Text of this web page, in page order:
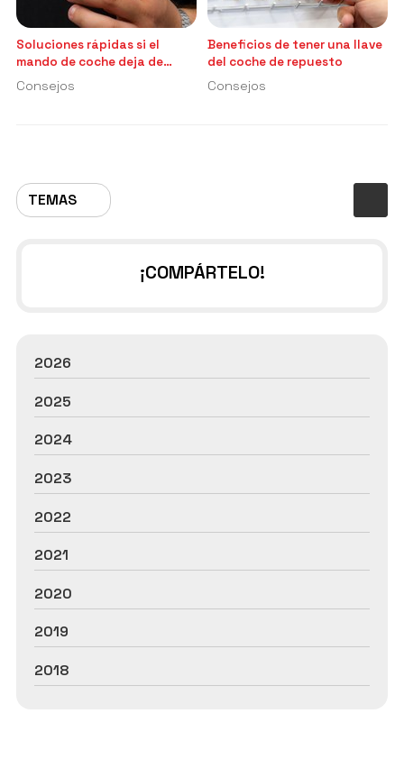
TEMAS
Soluciones rápidas si el
mando de coche deja de
funcionar
Consejos
Beneficios de tener una llave
del coche de repuesto
Consejos
¡COMPÁRTELO!
2026
2025
2024
2023
2022
2021
2020
2019
2018